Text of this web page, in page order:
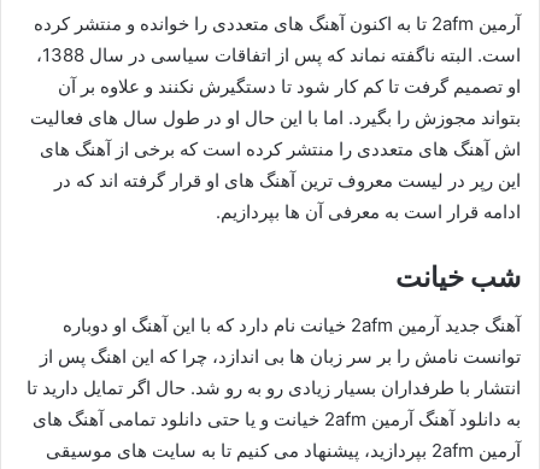
آرمین 2afm تا به اکنون آهنگ های متعددی را خوانده و منتشر کرده
است. البته ناگفته نماند که پس از اتفاقات سیاسی در سال 1388،
او تصمیم گرفت تا کم کار شود تا دستگیرش نکنند و علاوه بر آن
بتواند مجوزش را بگیرد. اما با این حال او در طول سال‌ های فعالیت
اش آهنگ های متعددی را منتشر کرده است که برخی از آهنگ های
این رپر در لیست معروف ترین آهنگ های او قرار گرفته اند که در
ادامه قرار است به معرفی آن ها بپردازیم.
شب خیانت
آهنگ جدید آرمین 2afm خیانت نام دارد که با این آهنگ او دوباره
توانست نامش را بر سر زبان‌ ها بی اندازد، چرا که این اهنگ پس از
انتشار با طرفداران بسیار زیادی رو به رو شد. حال اگر تمایل دارید تا
به دانلود آهنگ آرمین 2afm خیانت و یا حتی دانلود تمامی آهنگ های
آرمین 2afm بپردازید، پیشنهاد می کنیم تا به سایت های موسیقی